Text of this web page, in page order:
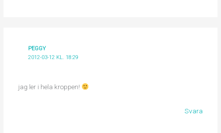
PEGGY
2012-03-12 KL. 18:29
jag ler i hela kroppen!
Svara